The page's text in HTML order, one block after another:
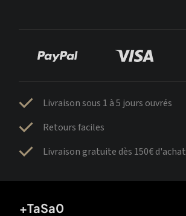
Livraison sous 1 à 5 jours ouvrés
Retours faciles
Livraison gratuite dès 150€ d'achat
+TaSa0